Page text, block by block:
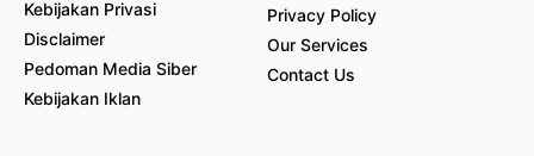
Kebijakan Privasi
Disclaimer
Pedoman Media Siber
Kebijakan Iklan
Privacy Policy
Our Services
Contact Us